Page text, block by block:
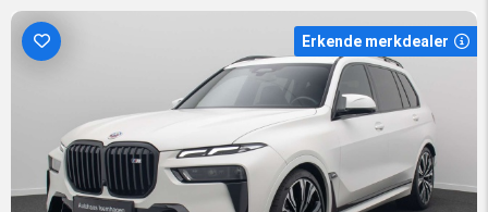
Erkende merkdealer